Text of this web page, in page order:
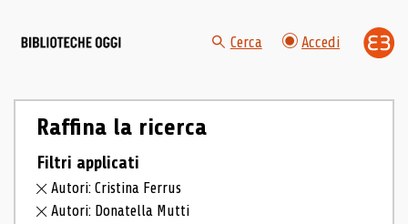
Cerca Accedi
Raffina la ricerca
Filtri applicati
Autori: Cristina Ferrus
Autori: Donatella Mutti